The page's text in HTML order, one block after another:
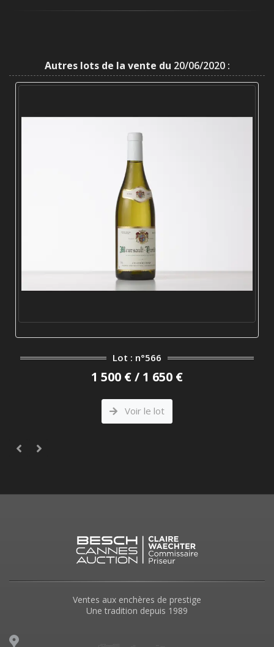
Autres lots de la vente du 20/06/2020 :
Lot : n°566
1 500 € / 1 650 €
Voir le lot
Ventes aux enchères de prestige
Une tradition depuis 1989